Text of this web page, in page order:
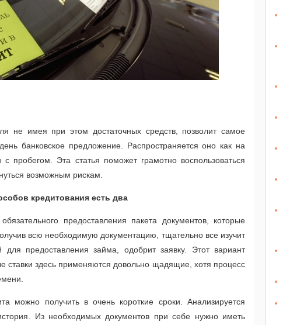
не имея при этом достаточных средств, позволит самое
банковское предложение. Распространяется оно как на
пробегом. Эта статья поможет грамотно воспользоваться
возможным рискам.
кредитования есть два
предоставления пакета документов, которые
всю необходимую документацию, тщательно все изучит
для предоставления займа, одобрит заявку. Этот вариант
ставки здесь применяются довольно щадящие, хотя процесс
можно получить в очень короткие сроки. Анализируется
Из необходимых документов при себе нужно иметь